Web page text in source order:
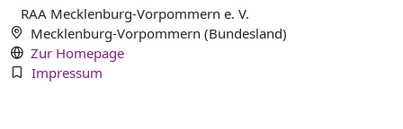
RAA Mecklenburg-Vorpommern e. V.
Mecklenburg-Vorpommern (Bundesland)
Zur Homepage
Impressum